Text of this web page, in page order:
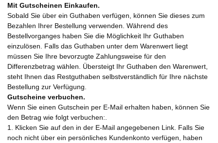
Mit Gutscheinen Einkaufen.
Sobald Sie über ein Guthaben verfügen, können Sie dieses zum
Bezahlen Ihrer Bestellung verwenden. Während des
Bestellvorganges haben Sie die Möglichkeit Ihr Guthaben
einzulösen. Falls das Guthaben unter dem Warenwert liegt
müssen Sie Ihre bevorzugte Zahlungsweise für den
Differenzbetrag wählen. Übersteigt Ihr Guthaben den Warenwert,
steht Ihnen das Restguthaben selbstverständlich für Ihre nächste
Bestellung zur Verfügung.
Gutscheine verbuchen.
Wenn Sie einen Gutschein per E-Mail erhalten haben, können Sie
den Betrag wie folgt verbuchen:.
1. Klicken Sie auf den in der E-Mail angegebenen Link. Falls Sie
noch nicht über ein persönliches Kundenkonto verfügen, haben